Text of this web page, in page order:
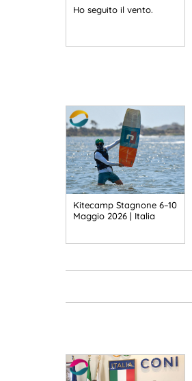
Ho seguito il vento.
Kitecamp Stagnone 6–10
Maggio 2026 | Italia